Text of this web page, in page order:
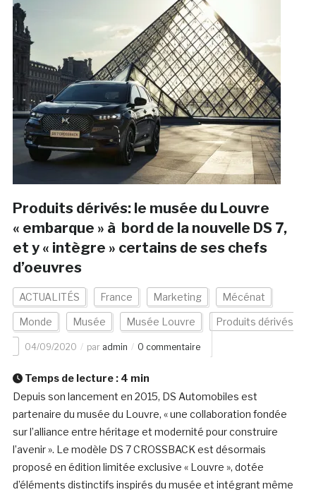
Produits dérivés: le musée du Louvre
« embarque » à bord de la nouvelle DS 7,
et y « intègre » certains de ses chefs
d’oeuvres
ACTUALITÉS France Marketing Mécénat
Monde Musée Musée Louvre Produits dérivés
04/09/2020 par admin 0 commentaire
Temps de lecture : 4 min
Depuis son lancement en 2015, DS Automobiles est
partenaire du musée du Louvre, « une collaboration fondée
sur l’alliance entre héritage et modernité pour construire
l’avenir ». Le modèle DS 7 CROSSBACK est désormais
proposé en édition limitée exclusive « Louvre », dotée
d’éléments distinctifs inspirés du musée et intégrant même